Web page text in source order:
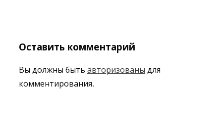
Оставить комментарий
Вы должны быть авторизованы для
комментирования.